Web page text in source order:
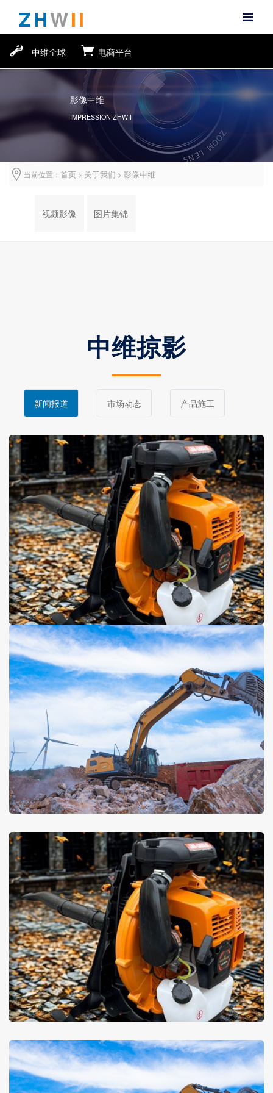
ZHWII
中维全球 电商平台
影像中维
IMPRESSION ZHWII
当前位置： 首页 > 关于我们 > 影像中维
视频影像 图片集锦
中维掠影
新闻报道 市场动态 产品施工